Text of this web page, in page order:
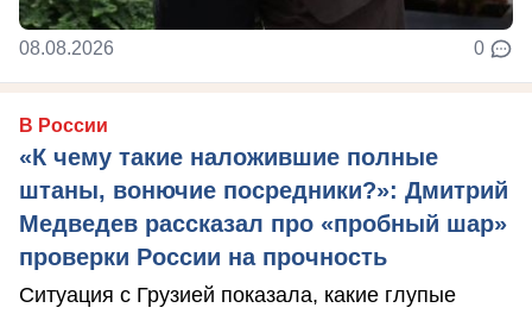
08.08.2026 0
В России
«К чему такие наложившие полные
штаны, вонючие посредники?»: Дмитрий
Медведев рассказал про «пробный шар»
проверки России на прочность
Ситуация с Грузией показала, какие глупые